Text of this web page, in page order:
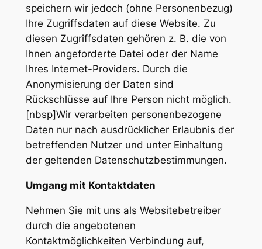
speichern wir jedoch (ohne Personenbezug)
Ihre Zugriffsdaten auf diese Website. Zu
diesen Zugriffsdaten gehören z. B. die von
Ihnen angeforderte Datei oder der Name
Ihres Internet-Providers. Durch die
Anonymisierung der Daten sind
Rückschlüsse auf Ihre Person nicht möglich.
[nbsp]Wir verarbeiten personenbezogene
Daten nur nach ausdrücklicher Erlaubnis der
betreffenden Nutzer und unter Einhaltung
der geltenden Datenschutzbestimmungen.
Umgang mit Kontaktdaten
Nehmen Sie mit uns als Websitebetreiber
durch die angebotenen
Kontaktmöglichkeiten Verbindung auf,